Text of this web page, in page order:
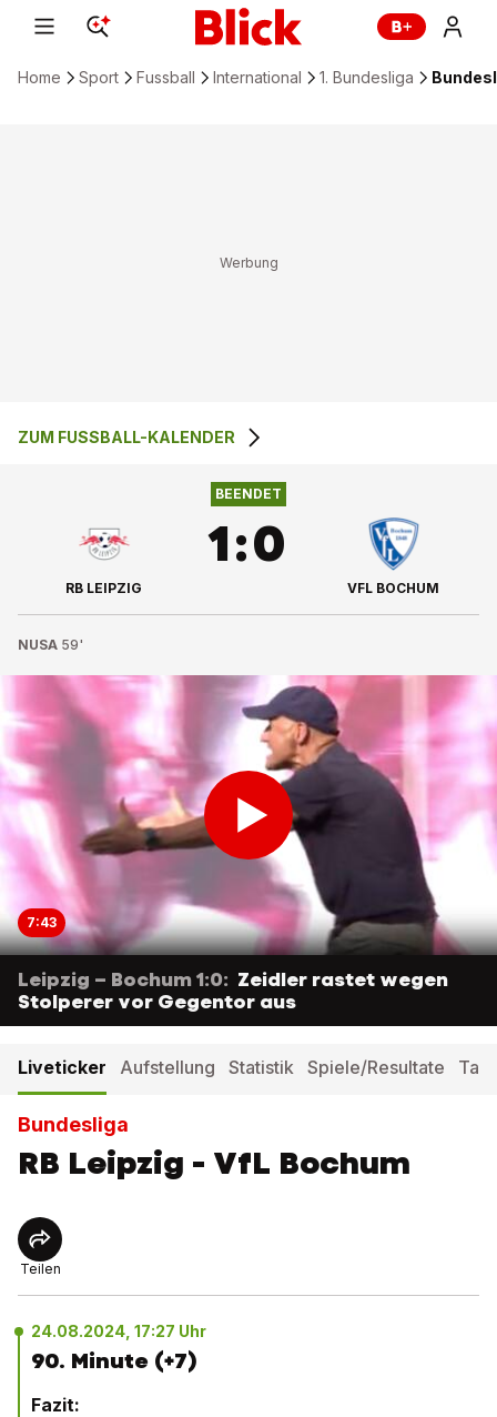
Home Sport Fussball International 1. Bundesliga
1 :0
ZUM FUSSBALL-KALENDER
RB LEIPZIG
BEENDET
1:0
VFL BOCHUM
NUSA 59'
7:43
Leipzig – Bochum 1:0: Zeidler rastet wegen
Stolperer vor Gegentor aus
Liveticker Aufstellung Statistik Spiele/Resultate
Bundesliga
RB Leipzig - VfL Bochum
Teilen
24.08.2024, 17:27 Uhr
90. Minute (+7)
Fazit: